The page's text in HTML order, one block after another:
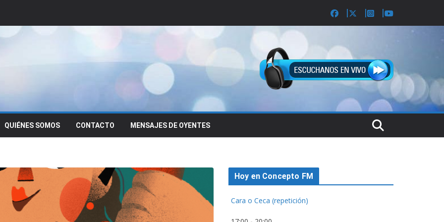
QUIÉNES SOMOS CONTACTO MENSAJES DE OYENTES
Hoy en Concepto FM
Cara o Ceca (repetición)